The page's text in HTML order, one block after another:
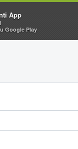
App
Google Play